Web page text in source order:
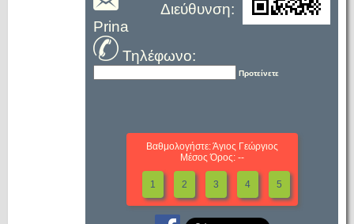
Διεύθυνση:
Prina
Τηλέφωνο:
Προτείνετε
Βαθμολογήστε: Άγιος Γεώργιος
Μέσος Όρος: --
1 2 3 4 5